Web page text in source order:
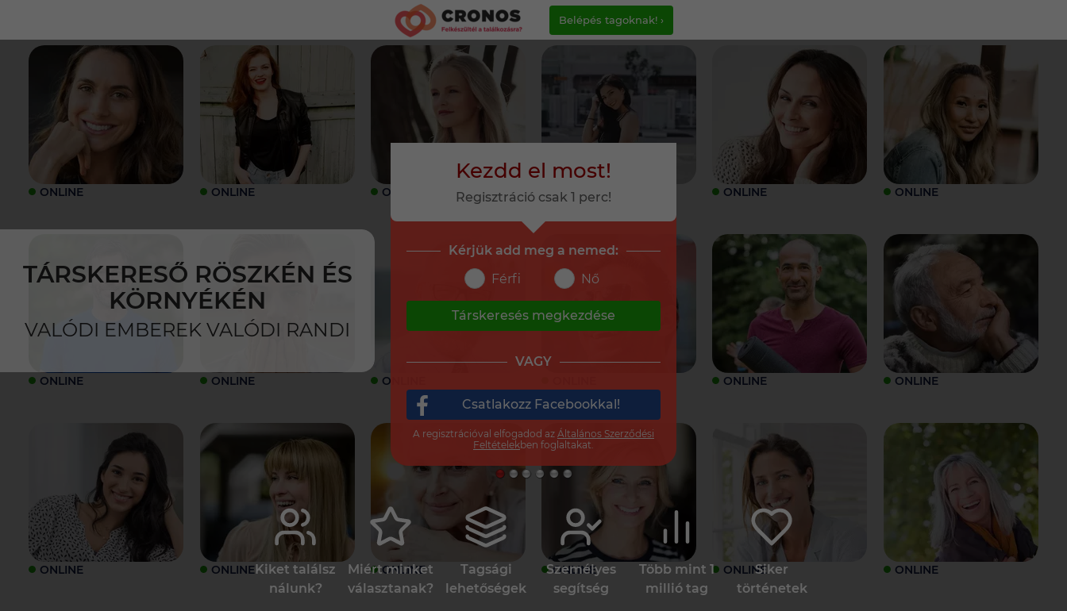
TÁRSKERESŐ RÖSZKÉN ÉS
KÖRNYÉKÉN
VALÓDI EMBEREK VALÓDI RANDI
Belépés tagoknak! ›
ONLINE ONLINE ONLINE ONLINE ONLINE ONLINE
ONLINE ONLINE ONLINE ONLINE ONLINE
ONLINE ONLINE ONLINE ONLINE ONLINE ONLINE
Kiket találsz
nálunk?
Miért minket
választanak?
Tagsági
lehetőségek
Személyes
segítség
Több mint 1
millió tag
Siker
történetek
Kezdd el most!
Regisztráció csak 1 perc!
Kérjük add meg a nemed:
Férfi
Nő
Társkeresés megkezdése
VAGY
Csatlakozz Facebookkal!
A regisztrációval elfogadod az Általános Szerződési
Feltételekben foglaltakat.